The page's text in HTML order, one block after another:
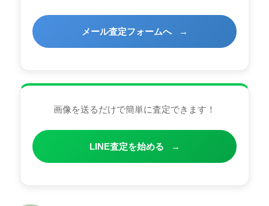
メール査定フォームへ →
画像を送るだけで簡単に査定できます！
LINE査定を始める →